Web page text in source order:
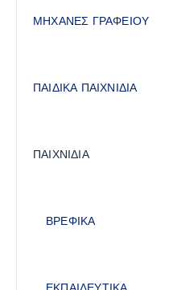
ΜΗΧΑΝΕΣ ΓΡΑΦΕΙΟΥ
ΠΑΙΔΙΚΑ ΠΑΙΧΝΙΔΙΑ
ΠΑΙΧΝΙΔΙΑ
ΒΡΕΦΙΚΑ